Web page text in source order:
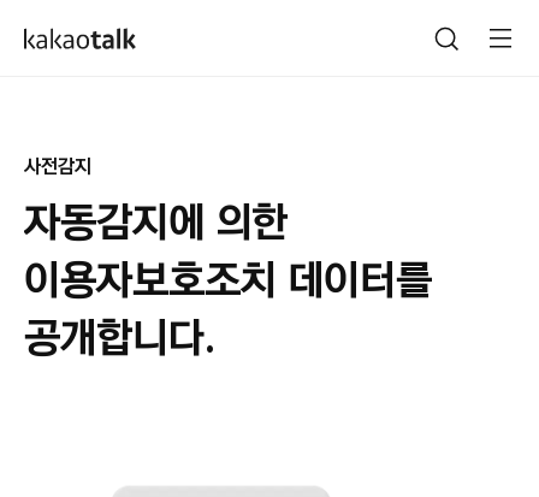
사전감지
자동감지에 의한
이용자보호조치 데이터를
공개합니다.